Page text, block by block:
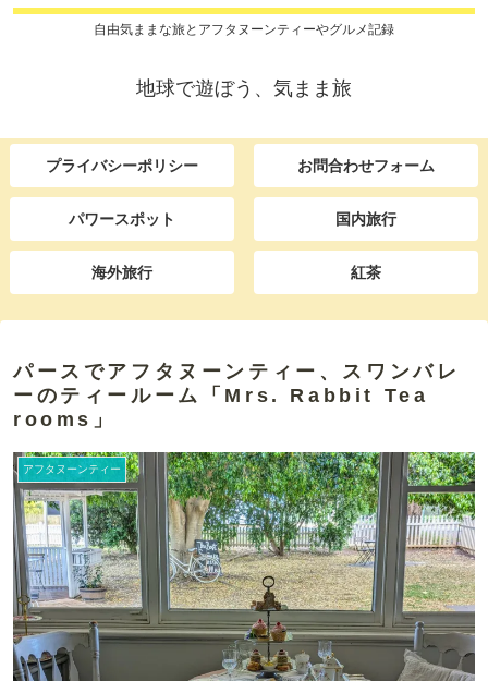
自由気ままな旅とアフタヌーンティーやグルメ記録
地球で遊ぼう、気まま旅
プライバシーポリシー お問合わせフォーム
パワースポット 国内旅行
海外旅行 紅茶
パースでアフタヌーンティー、スワンバレ
ーのティールーム「Mrs. Rabbit Tea
rooms」
アフタヌーンティー